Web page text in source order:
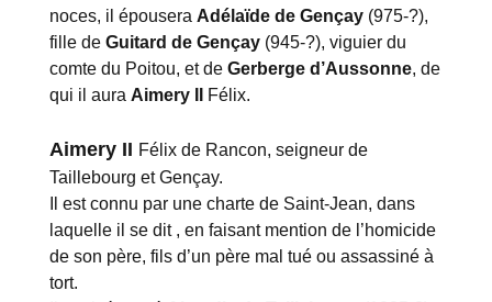
noces, il épousera Adélaïde de Gençay (975-?),
fille de Guitard de Gençay (945-?), viguier du
comte du Poitou, et de Gerberge d’Aussonne, de
qui il aura Aimery II Félix.
Aimery II Félix de Rancon, seigneur de
Taillebourg et Gençay.
Il est connu par une charte de Saint-Jean, dans
laquelle il se dit , en faisant mention de l’homicide
de son père, fils d’un père mal tué ou assassiné à
tort.